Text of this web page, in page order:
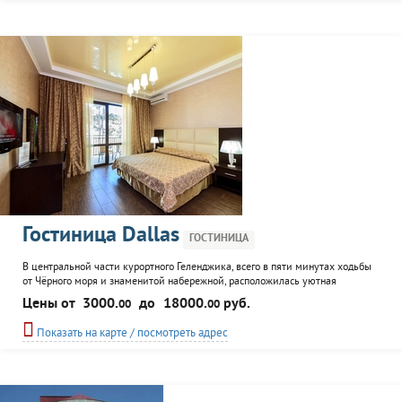
Гостиница Dallas ГОСТИНИЦА
В центральной части курортного Геленджика, всего в пяти минутах ходьбы
от Чёрного моря и знаменитой набережной, расположилась уютная
гостиница, работающая круглый год. Два здания — трёх- и четырёхэтажное
— вмещают разнообразные номера, рассчитанные как на пары, так и на
семьи или компании до шести человек. Номерной фонд включает восемь
категорий размещения: от компактных стандартных номеров...
Цены от 3000.00 до 18000.00 руб.
Показать на карте / посмотреть адрес